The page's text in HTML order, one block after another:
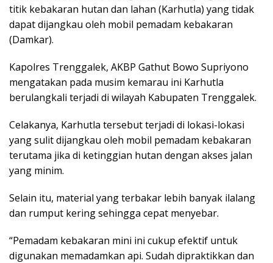
titik kebakaran hutan dan lahan (Karhutla) yang tidak
dapat dijangkau oleh mobil pemadam kebakaran
(Damkar).
Kapolres Trenggalek, AKBP Gathut Bowo Supriyono
mengatakan pada musim kemarau ini Karhutla
berulangkali terjadi di wilayah Kabupaten Trenggalek.
Celakanya, Karhutla tersebut terjadi di lokasi-lokasi
yang sulit dijangkau oleh mobil pemadam kebakaran
terutama jika di ketinggian hutan dengan akses jalan
yang minim.
Selain itu, material yang terbakar lebih banyak ilalang
dan rumput kering sehingga cepat menyebar.
“Pemadam kebakaran mini ini cukup efektif untuk
digunakan memadamkan api. Sudah dipraktikkan dan